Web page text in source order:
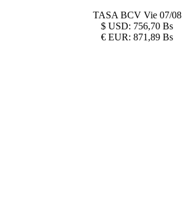
TASA BCV Vie 07/08
$ USD: 756,70 Bs
€ EUR: 871,89 Bs